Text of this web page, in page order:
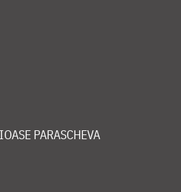
PARASCHEVA